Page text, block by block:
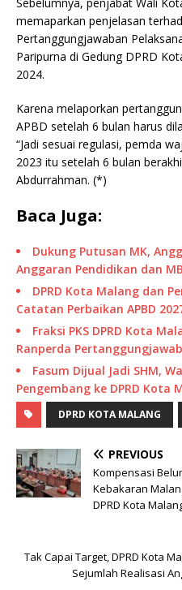
memaparkan penjelasan
Pertanggungjawaban
Paripurna di Gedung DPRD
2024.
Karena melaporkan
APBD setelah 6 bulan harus
“Jadi sesuai regulasi, pemda
2023 itu setelah 6 bulan
Abdurrahman. (*)
Baca Juga:
Dukung Putusan MK,
Anggaran Pendidikan dan
DPRD Kota Malang dan
Catatan Perbaikan APBD
Fraksi PKS DPRD Kota
Ranperda
Fasum Dijual Jadi SHM,
Pengembang ke DPRD Kota
DPRD KOTA MALANG
PREVIOUS
Kompensasi
Kebakaran
DPRD Kota
Tak Capai Target, DPRD Kota
Sejumlah Realisasi